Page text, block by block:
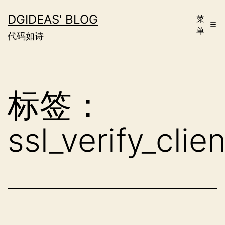
至
内
DGIDEAS' BLOG
代码如诗
菜
单
标签：